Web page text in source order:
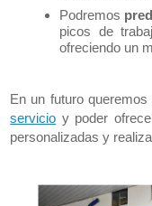
Podremos
picos de
ofreciendo un
En un futuro
servicio y poder
personalizadas y